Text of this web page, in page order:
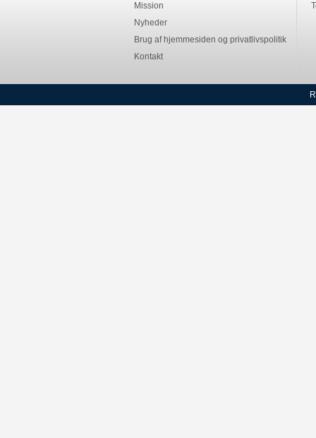
Mission
Nyheder
Brug af hjemmesiden og privatlivspolitik
Kontakt